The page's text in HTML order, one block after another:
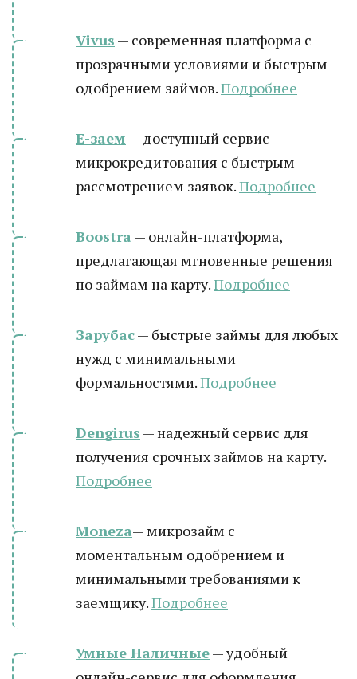
Vivus — современная платформа с
прозрачными условиями и быстрым
одобрением займов.Подробнее
Е-заем — доступный сервис
микрокредитования с быстрым
рассмотрением заявок.Подробнее
Boostra — онлайн-платформа,
предлагающая мгновенные решения
по займам на карту.Подробнее
Зарубас— быстрые займы для любых
нужд с минимальными
формальностями.Подробнее
Dengirus — надежный сервис для
получения срочных займов на карту.
Подробнее
Moneza— микрозайм с
моментальным одобрением и
минимальными требованиями к
заемщику.Подробнее
Умные Наличные— удобный